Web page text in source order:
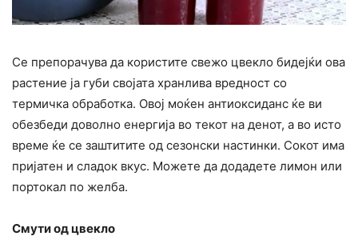
Се препорачува да користите свежо цвекло бидејќи ова
растение ја губи својата хранлива вредност со
термичка обработка. Овој моќен антиоксиданс ќе ви
обезбеди доволно енергија во текот на денот, а во исто
време ќе се заштитите од сезонски настинки. Сокот има
пријатен и сладок вкус. Можете да додадете лимон или
портокал по желба.
Смути од цвекло